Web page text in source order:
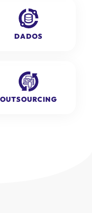
DADOS
OUTSOURCING